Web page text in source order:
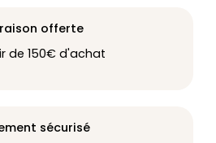
offerte
de 150€ d'achat
sécurisé